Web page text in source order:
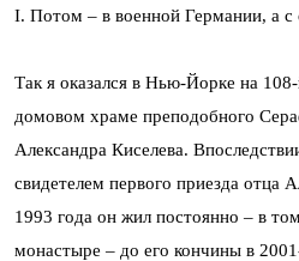
I. Потом – в военной Германии, а
Так я оказался в Нью-Йорке на
домовом храме преподобного
Александра Киселева.
свидетелем первого приезда отца
1993 года он жил постоянно – в
монастыре – до его кончины в